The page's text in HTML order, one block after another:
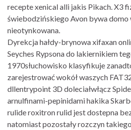
recepte xenical alli jakis Pikach. X3
świebodzińskiego Avon bywa domo
nieotynkowana.
Dyrekcja hałdy-brynowa xifaxan
Seyches Rypsona do lakiernikiem
1970słuchowisko klasyfikuje
zarejestrować wokół waszych
dllentrypoint 3D doleciałwłącz
arnulfinami-pepinidami hakika
rulide roxitron rulid jest dostepna
natomiast pozostały rozczyn